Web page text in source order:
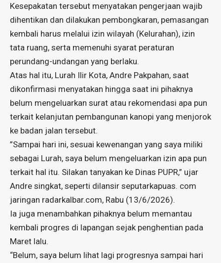
Kesepakatan tersebut menyatakan pengerjaan wajib
dihentikan dan dilakukan pembongkaran, pemasangan
kembali harus melalui izin wilayah (Kelurahan), izin
tata ruang, serta memenuhi syarat peraturan
perundang-undangan yang berlaku.
Atas hal itu, ​Lurah Ilir Kota, Andre Pakpahan, saat
dikonfirmasi menyatakan hingga saat ini pihaknya
belum mengeluarkan surat atau rekomendasi apa pun
terkait kelanjutan pembangunan kanopi yang menjorok
ke badan jalan tersebut.
​”Sampai hari ini, sesuai kewenangan yang saya miliki
sebagai Lurah, saya belum mengeluarkan izin apa pun
terkait hal itu. Silakan tanyakan ke Dinas PUPR,” ujar
Andre singkat, seperti dilansir seputarkapuas. com
jaringan radarkalbar.com, Rabu (13/6/2026).
Ia juga menambahkan pihaknya belum memantau
kembali progres di lapangan sejak penghentian pada
Maret lalu.
“Belum, saya belum lihat lagi progresnya sampai hari